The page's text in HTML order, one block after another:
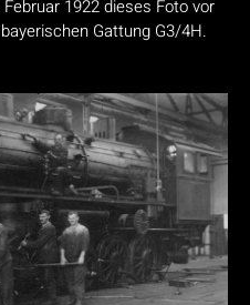
1922 dieses Foto vor
Gattung G3/4H.